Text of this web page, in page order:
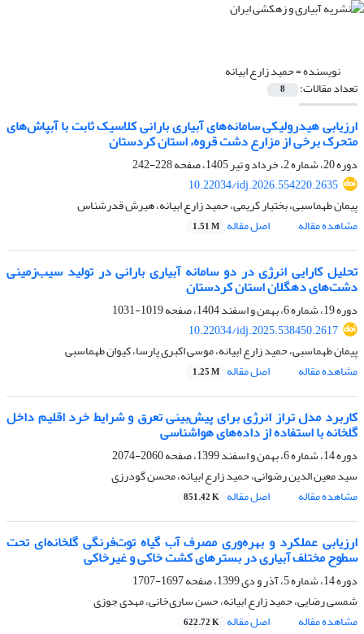
نویسنده =حمید زارع ابیانه
تعداد مقالات: 8
ارزیابی هیدرولیکی سامانه‌های آبیاری بارانی کلاسیک ثابت با آبپاش‌های
متحرک برخی از مزارع دشت قروه، استان کردستان
دوره 20، شماره 2، خرداد و تیر 1405، صفحه
228-242
10.22034/idj.2026.554220.2635
پیمان طهماسبی، بختیار کریمی، حمید زارع ابیانه، هیرش قدرشناس
مشاهده مقاله
اصل مقاله 1.51 M
تحلیل کارایی انرژی در دو سامانه آبیاری بارانی در تولید سیب‌زمینی
دشت‌های دهگلان استان کردستان
دوره 19، شماره 6، بهمن و اسفند 1404، صفحه
1019-1031
10.22034/idj.2025.538450.2617
پیمان طهماسبی، حمید زارع ابیانه، موسی اکبری پارسا، کیوان طهماسبی
مشاهده مقاله
اصل مقاله 1.25 M
کاربرد مدل تراز انرژی برای پیش‌بینی تعرق و شرایط خرد اقلیم داخل
گلخانه با استفاده از داده‌های هواشناسی
دوره 14، شماره 6، بهمن و اسفند 1399، صفحه
2060-2074
سید معین الدین رضوانی، حمید زارع ابیانه، محسن گودرزی
مشاهده مقاله
اصل مقاله 851.42 K
ارزیابی عملکرد و بهره‌وری مصرف آب گیاه توت‌فرنگی گلخانه‌ای تحت
سطوح مختلف آبیاری در بسترهای کشت خاکی و غیرخاکی
دوره 14، شماره 5، آذر و دی 1399، صفحه
1697-1707
شمسی رضایی، حمید زارع ابیانه، حسن ساری‌خانی، مهدی جوزی
مشاهده مقاله
اصل مقاله 622.72 K